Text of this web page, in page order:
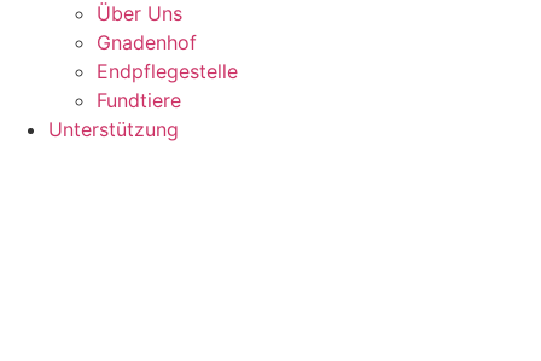
Über Uns
Gnadenhof
Endpflegestelle
Fundtiere
Unterstützung